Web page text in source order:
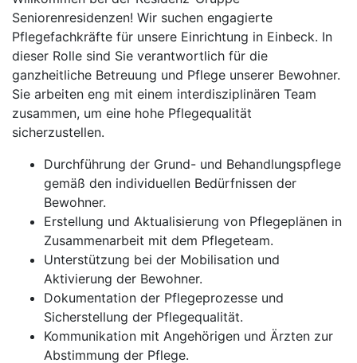
Seniorenresidenzen! Wir suchen engagierte
Pflegefachkräfte für unsere Einrichtung in Einbeck. In
dieser Rolle sind Sie verantwortlich für die
ganzheitliche Betreuung und Pflege unserer Bewohner.
Sie arbeiten eng mit einem interdisziplinären Team
zusammen, um eine hohe Pflegequalität
sicherzustellen.
Durchführung der Grund- und Behandlungspflege
gemäß den individuellen Bedürfnissen der
Bewohner.
Erstellung und Aktualisierung von Pflegeplänen in
Zusammenarbeit mit dem Pflegeteam.
Unterstützung bei der Mobilisation und
Aktivierung der Bewohner.
Dokumentation der Pflegeprozesse und
Sicherstellung der Pflegequalität.
Kommunikation mit Angehörigen und Ärzten zur
Abstimmung der Pflege.